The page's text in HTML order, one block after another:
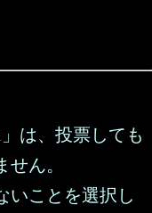
は、投票しても
ん。
いことを選択し